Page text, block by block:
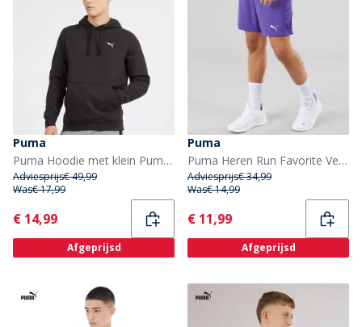
Puma
Puma Hoodie met klein Puma-logo Zwart Heren Essentials
Adviesprijs€ 49,99
Was€ 17,99
Current
€ 14,99
Afgeprijsd
Puma
Puma Heren Run Favorite Velocity 7 Inch Hardloopbroek Lapis Lazuli
Adviesprijs€ 34,99
Was€ 14,99
Current
€ 11,99
Afgeprijsd